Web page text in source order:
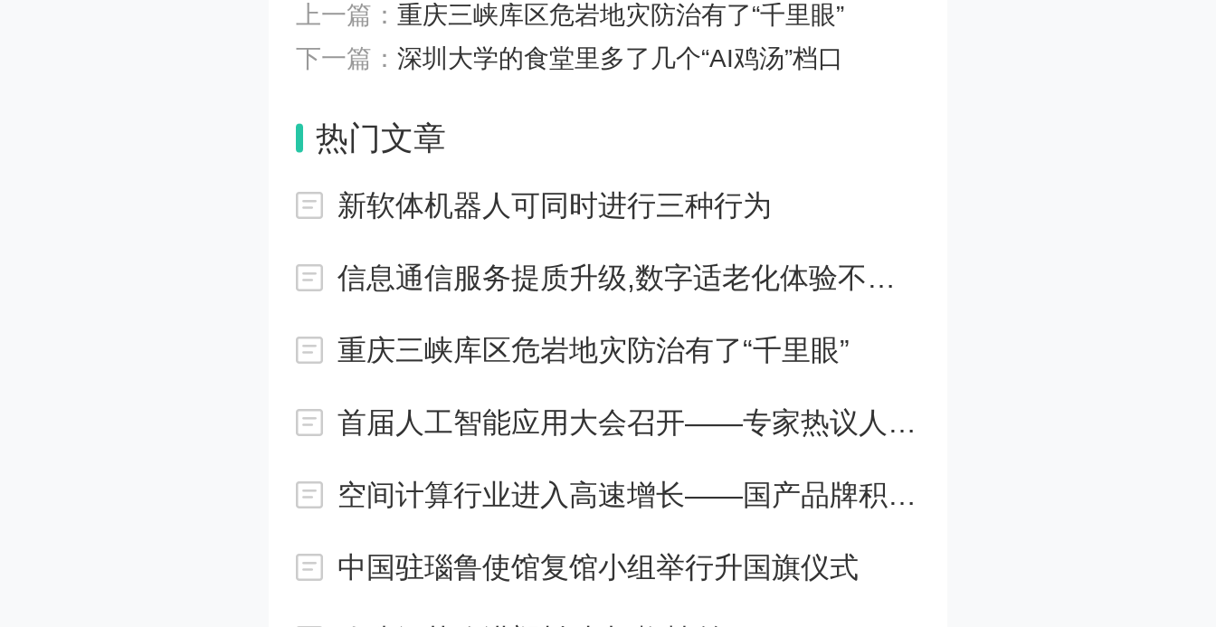
是从高通量实验的初始结果中观察到。此次开发
的分子，再精确引入到分子的预先指定区域，从
而加快药物设计速度。
机器学习以往在化学中的应用经常受到限制。与
广阔的化学空间相比，其数据量实在太小。但此
低数据的局限性。
论文第一作者、剑桥大学卡文迪许实验室的艾玛·
上一篇： 重庆三峡库区危岩地灾防治有了“千里眼”
下一篇： 深圳大学的食堂里多了几个“AI鸡汤”档口
热门文章
新软体机器人可同时进行三种行为
信息通信服务提质升级,数字适老化体验不断优化
重庆三峡库区危岩地灾防治有了“千里眼”
首届人工智能应用大会召开——专家热议人工智能应用革新
空间计算行业进入高速增长——国产品牌积极探索布局
中国驻瑙鲁使馆复馆小组举行升国旗仪式